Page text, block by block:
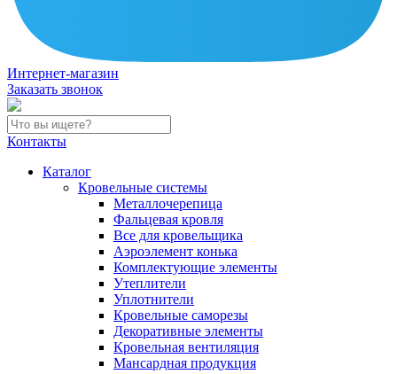
Интернет-магазин
Заказать звонок
Контакты
Каталог
Кровельные системы
Металлочерепица
Фальцевая кровля
Все для кровельщика
Аэроэлемент конька
Комплектующие элементы
Утеплители
Уплотнители
Кровельные саморезы
Декоративные элементы
Кровельная вентиляция
Мансардная продукция